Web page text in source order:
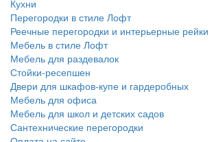
Кухни
Перегородки в стиле Лофт
Реечные перегородки и интерьерные рейки
Мебель в стиле Лофт
Мебель для раздевалок
Стойки-ресепшен
Двери для шкафов-купе и гардеробных
Мебель для офиса
Мебель для школ и детских садов
Сантехнические перегородки